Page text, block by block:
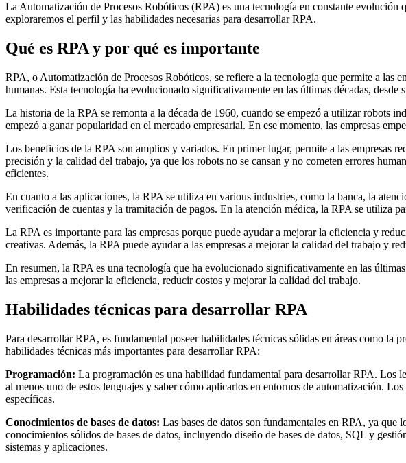
La Automatización de Procesos Robóticos (RPA) es una tecnología en constante
exploraremos el perfil y las habilidades necesarias para desarrollar RPA.
Qué es RPA y por qué es importante
RPA, o Automatización de Procesos Robóticos, se refiere a la tecnología que permite a las
humanas. Esta tecnología ha evolucionado significativamente en las últimas décadas,
La historia de la RPA se remonta a la década de 1960, cuando se empezó a utilizar robots
empezó a ganar popularidad en el mercado empresarial. En ese momento, las empresas
Los beneficios de la RPA son amplios y variados. En primer lugar, permite a las empresas
precisión y la calidad del trabajo, ya que los robots no se cansan y no cometen errores
eficientes.
En cuanto a las aplicaciones, la RPA se utiliza en various industries, como la banca, la
verificación de cuentas y la tramitación de pagos. En la atención médica, la RPA se utiliza
La RPA es importante para las empresas porque puede ayudar a mejorar la eficiencia y
creativas. Además, la RPA puede ayudar a las empresas a mejorar la calidad del trabajo y
En resumen, la RPA es una tecnología que ha evolucionado significativamente en las
las empresas a mejorar la eficiencia, reducir costos y mejorar la calidad del trabajo.
Habilidades técnicas para desarrollar RPA
Para desarrollar RPA, es fundamental poseer habilidades técnicas sólidas en áreas como la
habilidades técnicas más importantes para desarrollar RPA:
Programación: La programación es una habilidad fundamental para desarrollar RPA. Los
al menos uno de estos lenguajes y saber cómo aplicarlos en entornos de automatización.
específicas.
Conocimientos de bases de datos: Las bases de datos son fundamentales en RPA, ya que
conocimientos sólidos de bases de datos, incluyendo diseño de bases de datos, SQL y
sistemas y aplicaciones.